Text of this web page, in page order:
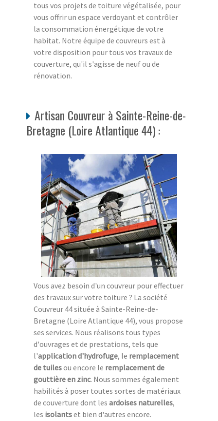
tous vos projets de toiture végétalisée, pour
vous offrir un espace verdoyant et contrôler
la consommation énergétique de votre
habitat. Notre équipe de couvreurs est à
votre disposition pour tous vos travaux de
couverture, qu'il s'agisse de neuf ou de
rénovation.
Artisan Couvreur à Sainte-Reine-de-
Bretagne (Loire Atlantique 44) :
Vous avez besoin d'un couvreur pour effectuer
des travaux sur votre toiture ? La société
Couvreur 44 située à Sainte-Reine-de-
Bretagne (Loire Atlantique 44), vous propose
ses services. Nous réalisons tous types
d'ouvrages et de prestations, tels que
l'application d'hydrofuge, le remplacement
de tuilesou encore le remplacement de
gouttière en zinc. Nous sommes également
habilités à poser toutes sortes de matériaux
de couverture dont les ardoises naturelles,
les isolantset bien d'autres encore.